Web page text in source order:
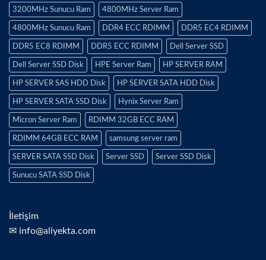
3200MHz Sunucu Ram 4800MHz Server Ram
4800MHz Sunucu Ram DDR4 ECC RDIMM DDR5 EC4 RDIMM
DDR5 EC8 RDIMM DDR5 ECC RDIMM Dell Server SSD
Dell Server SSD Disk HPE Server Ram HP SERVER RAM
HP SERVER SAS HDD Disk HP SERVER SATA HDD Disk
HP SERVER SATA SSD Disk Hynix Server Ram
Micron Server Ram RDIMM 32GB ECC RAM
RDIMM 64GB ECC RAM samsung server ram
SERVER SATA SSD Disk Server SSD Server SSD Disk
Sunucu SATA SSD Disk
İletişim
✉ info@aliyekta.com